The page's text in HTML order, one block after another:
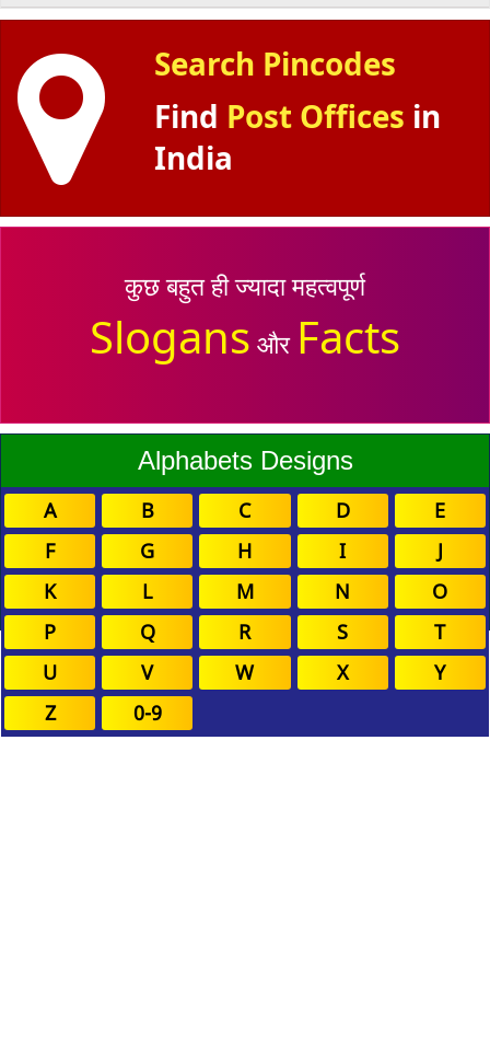
Search Pincodes
Find Post Offices in
India
कुछ बहुत ही ज्यादा महत्वपूर्ण
Slogans और Facts
Alphabets Designs
A B C D
E
F
G H I
J
K
L M N
O
P
Q R S
T
U
V W X
Y
Z
0-9